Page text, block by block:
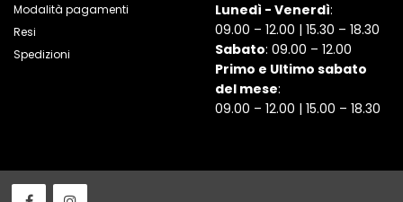
Modalità pagamenti
Resi
Spedizioni
Lunedì - Venerdì:
09.00 – 12.00 | 15.30 – 18.30
Sabato: 09.00 – 12.00
Primo e Ultimo sabato
del mese:
09.00 – 12.00 | 15.00 – 18.30